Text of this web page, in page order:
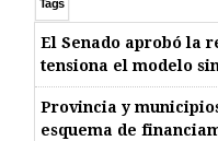
Tags
El Senado aprobó la
tensiona el modelo
Provincia y
esquema de